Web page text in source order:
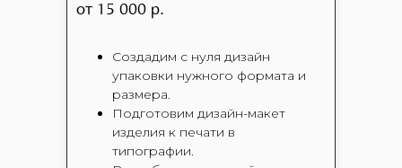
от 15 000 р.
Создадим с нуля дизайн
упаковки нужного формата и
размера.
Подготовим дизайн-макет
изделия к печати в
типографии.